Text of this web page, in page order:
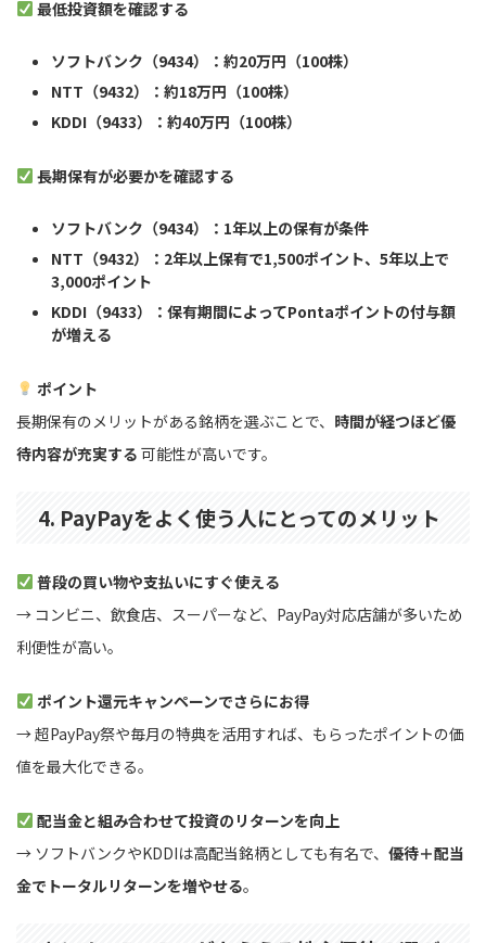
最低投資額を確認する
ソフトバンク（9434）：約20万円（100株）
NTT（9432）：約18万円（100株）
KDDI（9433）：約40万円（100株）
長期保有が必要かを確認する
ソフトバンク（9434）：1年以上の保有が条件
NTT（9432）：2年以上保有で1,500ポイント、5年以上で
3,000ポイント
KDDI（9433）：保有期間によってPontaポイントの付与額
が増える
ポイント
長期保有のメリットがある銘柄を選ぶことで、 時間が経つほど優
待内容が充実する 可能性が高いです。
4. PayPayをよく使う人にとってのメリット
普段の買い物や支払いにすぐ使える
→ コンビニ、飲食店、スーパーなど、PayPay対応店舗が多いため
利便性が高い。
ポイント還元キャンペーンでさらにお得
→ 超PayPay祭や毎月の特典を活用すれば、もらったポイントの価
値を最大化できる。
配当金と組み合わせて投資のリターンを向上
→ ソフトバンクやKDDIは高配当銘柄としても有名で、 優待＋配当
金でトータルリターンを増やせる。